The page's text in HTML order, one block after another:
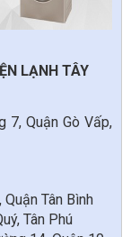
LẠNH TÂY
Quận Gò Vấp,
Tân Bình
Tân Phú